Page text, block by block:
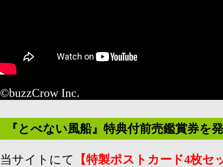
©buzzCrow Inc.
『とべない風船』特典付前売鑑賞券を
当サイトにて
【特製ポストカード4枚セ